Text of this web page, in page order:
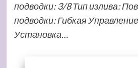
подводки: 3/8 Тип излива:
подводки: Гибкая
Установка…